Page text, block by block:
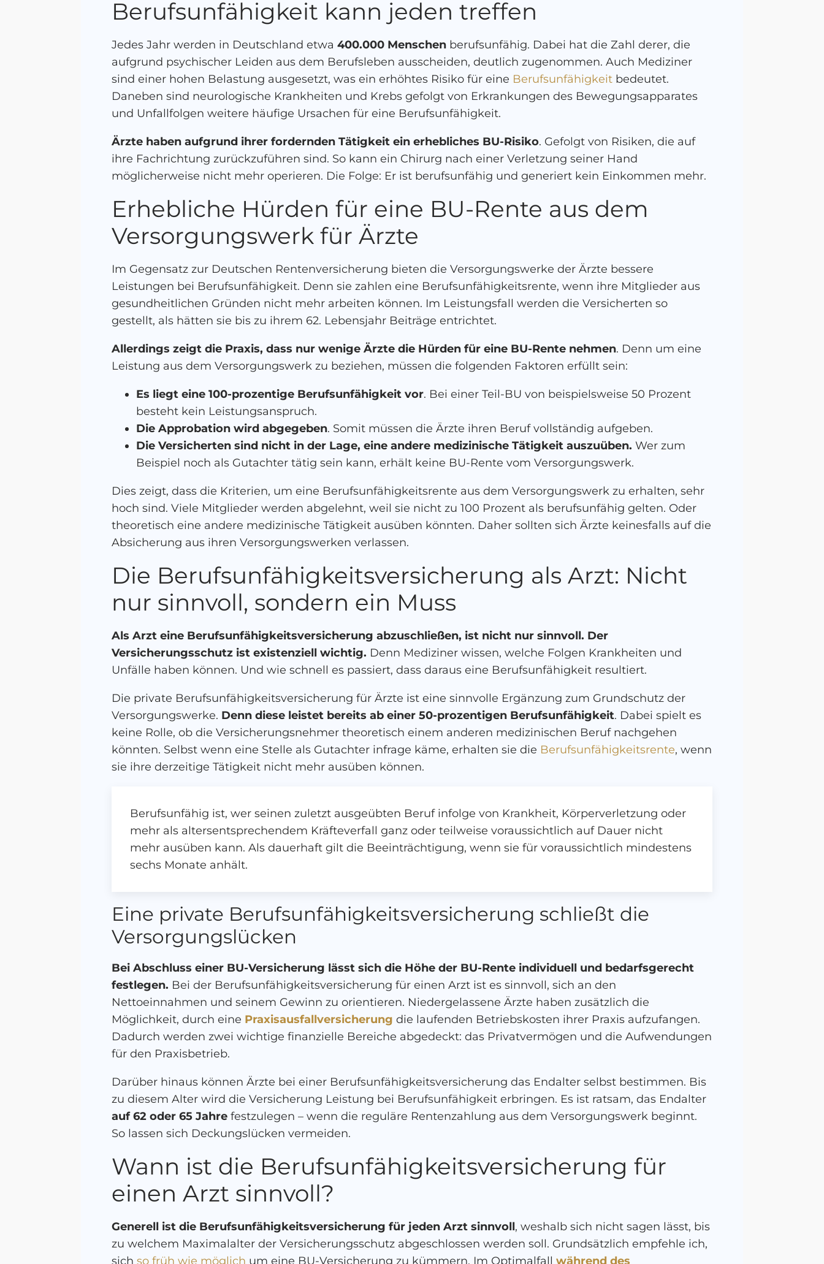
Berufsunfähigkeit kann jeden treffen
Jedes Jahr werden in Deutschland etwa 400.000 Menschen berufsunfähig. Dabei hat die Zahl derer, die
aufgrund psychischer Leiden aus dem Berufsleben ausscheiden, deutlich zugenommen. Auch Mediziner
sind einer hohen Belastung ausgesetzt, was ein erhöhtes Risiko für eine Berufsunfähigkeit bedeutet.
Daneben sind neurologische Krankheiten und Krebs gefolgt von Erkrankungen des Bewegungsapparates
und Unfallfolgen weitere häufige Ursachen für eine Berufsunfähigkeit.
Ärzte haben aufgrund ihrer fordernden Tätigkeit ein erhebliches BU-Risiko. Gefolgt von Risiken, die auf
ihre Fachrichtung zurückzuführen sind. So kann ein Chirurg nach einer Verletzung seiner Hand
möglicherweise nicht mehr operieren. Die Folge: Er ist berufsunfähig und generiert kein Einkommen mehr.
Erhebliche Hürden für eine BU-Rente aus dem
Versorgungswerk für Ärzte
Im Gegensatz zur Deutschen Rentenversicherung bieten die Versorgungswerke der Ärzte bessere
Leistungen bei Berufsunfähigkeit. Denn sie zahlen eine Berufsunfähigkeitsrente, wenn ihre Mitglieder aus
gesundheitlichen Gründen nicht mehr arbeiten können. Im Leistungsfall werden die Versicherten so
gestellt, als hätten sie bis zu ihrem 62. Lebensjahr Beiträge entrichtet.
Allerdings zeigt die Praxis, dass nur wenige Ärzte die Hürden für eine BU-Rente nehmen. Denn um eine
Leistung aus dem Versorgungswerk zu beziehen, müssen die folgenden Faktoren erfüllt sein:
Es liegt eine 100-prozentige Berufsunfähigkeit vor. Bei einer Teil-BU von beispielsweise 50 Prozent
besteht kein Leistungsanspruch.
Die Approbation wird abgegeben. Somit müssen die Ärzte ihren Beruf vollständig aufgeben.
Die Versicherten sind nicht in der Lage, eine andere medizinische Tätigkeit auszuüben. Wer zum
Beispiel noch als Gutachter tätig sein kann, erhält keine BU-Rente vom Versorgungswerk.
Dies zeigt, dass die Kriterien, um eine Berufsunfähigkeitsrente aus dem Versorgungswerk zu erhalten, sehr
hoch sind. Viele Mitglieder werden abgelehnt, weil sie nicht zu 100 Prozent als berufsunfähig gelten. Oder
theoretisch eine andere medizinische Tätigkeit ausüben könnten. Daher sollten sich Ärzte keinesfalls auf die
Absicherung aus ihren Versorgungswerken verlassen.
Die Berufsunfähigkeitsversicherung als Arzt: Nicht
nur sinnvoll, sondern ein Muss
Als Arzt eine Berufsunfähigkeitsversicherung abzuschließen, ist nicht nur sinnvoll. Der
Versicherungsschutz ist existenziell wichtig. Denn Mediziner wissen, welche Folgen Krankheiten und
Unfälle haben können. Und wie schnell es passiert, dass daraus eine Berufsunfähigkeit resultiert.
Die private Berufsunfähigkeitsversicherung für Ärzte ist eine sinnvolle Ergänzung zum Grundschutz der
Versorgungswerke. Denn diese leistet bereits ab einer 50-prozentigen Berufsunfähigkeit. Dabei spielt es
keine Rolle, ob die Versicherungsnehmer theoretisch einem anderen medizinischen Beruf nachgehen
könnten. Selbst wenn eine Stelle als Gutachter infrage käme, erhalten sie die Berufsunfähigkeitsrente, wenn
sie ihre derzeitige Tätigkeit nicht mehr ausüben können.
Berufsunfähig ist, wer seinen zuletzt ausgeübten Beruf infolge von Krankheit, Körperverletzung oder
mehr als altersentsprechendem Kräfteverfall ganz oder teilweise voraussichtlich auf Dauer nicht
mehr ausüben kann. Als dauerhaft gilt die Beeinträchtigung, wenn sie für voraussichtlich mindestens
sechs Monate anhält.
Eine private Berufsunfähigkeitsversicherung schließt die
Versorgungslücken
Bei Abschluss einer BU-Versicherung lässt sich die Höhe der BU-Rente individuell und bedarfsgerecht
festlegen. Bei der Berufsunfähigkeitsversicherung für einen Arzt ist es sinnvoll, sich an den
Nettoeinnahmen und seinem Gewinn zu orientieren. Niedergelassene Ärzte haben zusätzlich die
Möglichkeit, durch eine Praxisausfallversicherung die laufenden Betriebskosten ihrer Praxis aufzufangen.
Dadurch werden zwei wichtige finanzielle Bereiche abgedeckt: das Privatvermögen und die Aufwendungen
für den Praxisbetrieb.
Darüber hinaus können Ärzte bei einer Berufsunfähigkeitsversicherung das Endalter selbst bestimmen. Bis
zu diesem Alter wird die Versicherung Leistung bei Berufsunfähigkeit erbringen. Es ist ratsam, das Endalter
auf 62 oder 65 Jahre festzulegen – wenn die reguläre Rentenzahlung aus dem Versorgungswerk beginnt.
So lassen sich Deckungslücken vermeiden.
Wann ist die Berufsunfähigkeitsversicherung für
einen Arzt sinnvoll?
Generell ist die Berufsunfähigkeitsversicherung für jeden Arzt sinnvoll, weshalb sich nicht sagen lässt, bis
zu welchem Maximalalter der Versicherungsschutz abgeschlossen werden soll. Grundsätzlich empfehle ich,
sich so früh wie möglich um eine BU-Versicherung zu kümmern. Im Optimalfall während des